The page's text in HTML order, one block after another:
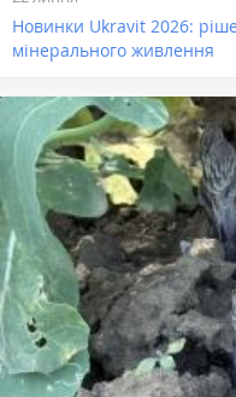
Новинки Ukravit 2026:
мінерального живлення